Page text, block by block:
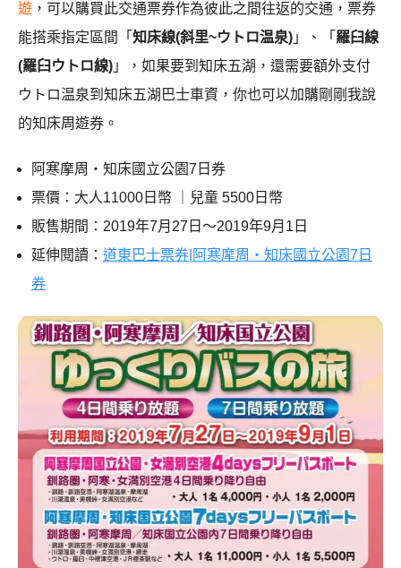
遊 ，可以購買此交通票券作為彼此之間往返的交通，票券
能搭乘指定區間「 知床線(斜里~ウトロ温泉) 」、「 羅臼線
(羅臼ウトロ線) 」，如果要到知床五湖，還需要額外支付
ウトロ温泉到知床五湖巴士車資，你也可以加購剛剛我說
的知床周遊券。
阿寒摩周・知床國立公園7日券
票價：大人11000日幣 ｜兒童 5500日幣
販售期間：2019年7月27日～2019年9月1日
延伸閱讀： 道東巴士票券|阿寒摩周・知床國立公園7日
券